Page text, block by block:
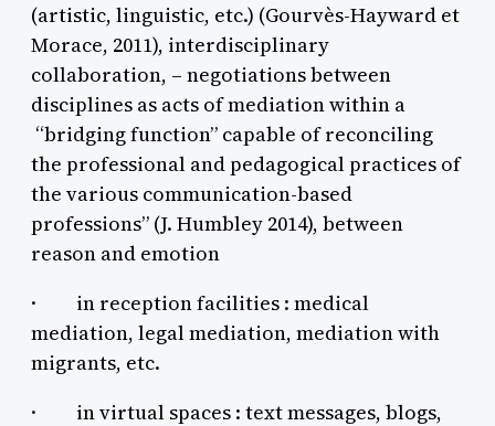
(artistic, linguistic, etc.) (Gourvès-Hayward et
Morace, 2011), interdisciplinary
collaboration, – negotiations between
disciplines as acts of mediation within a
“bridging function” capable of reconciling
the professional and pedagogical practices of
the various communication-based
professions” (J. Humbley 2014), between
reason and emotion
· in reception facilities : medical
mediation, legal mediation, mediation with
migrants, etc.
· in virtual spaces : text messages, blogs,